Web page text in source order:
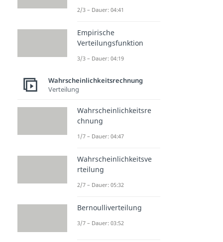
2/3 – Dauer: 04:41
Empirische
Verteilungsfunktion
3/3 – Dauer: 04:19
Wahrscheinlichkeitsrechnung
Verteilung
Wahrscheinlichkeitsre
chnung
1/7 – Dauer: 04:47
Wahrscheinlichkeitsve
rteilung
2/7 – Dauer: 05:32
Bernoulliverteilung
3/7 – Dauer: 03:52